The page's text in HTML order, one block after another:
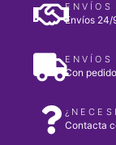
Envíos 24/
ENVÍOS
Con
Contacta